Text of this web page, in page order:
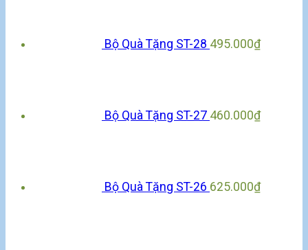
Bộ Quà Tặng ST-28 495.000₫
Bộ Quà Tặng ST-27 460.000₫
Bộ Quà Tặng ST-26 625.000₫